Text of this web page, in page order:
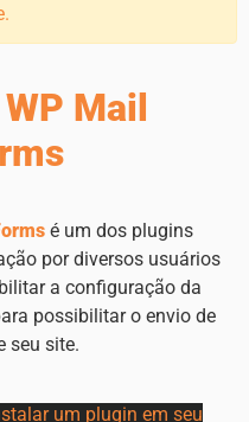
WP Mail
é um dos plugins
por diversos usuários
a configuração da
possibilitar o envio de
seu site.
um plugin em seu